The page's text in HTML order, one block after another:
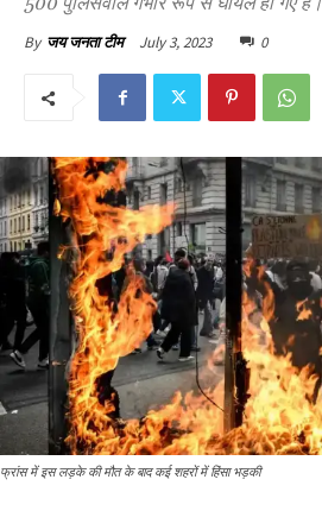
By जय जनता टीम July 3, 2023 0
फ्रांस में इस लड़के की मौत के बाद कई शहरों में हिंसा भड़की